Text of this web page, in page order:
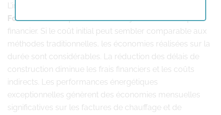
L’investissement dans une
Forestse révèle particulièrement judicieux sur le plan
financier. Si le coût initial peut sembler comparable aux
méthodes traditionnelles, les économies réalisées sur la
durée sont considérables. La réduction des délais de
construction diminue les frais financiers et les coûts
indirects. Les performances énergétiques
exceptionnelles génèrent des économies mensuelles
significatives sur les factures de chauffage et de